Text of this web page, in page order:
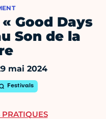
Good Days
Son de la
mai 2024
Festivals